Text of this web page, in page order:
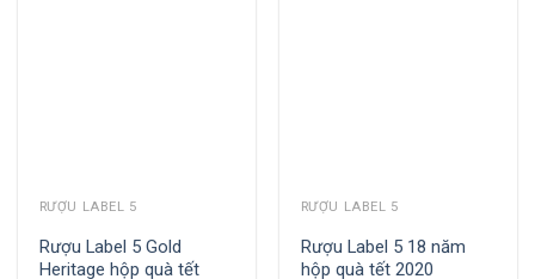
RƯỢU LABEL 5
Rượu Label 5 Gold
Heritage hộp quà tết
RƯỢU LABEL 5
Rượu Label 5 18 năm
hộp quà tết 2020